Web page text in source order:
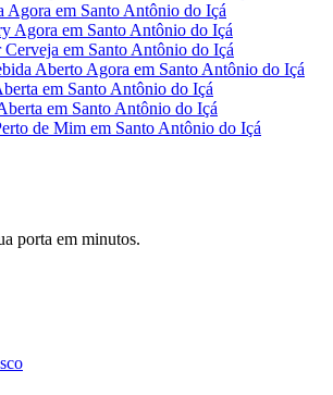
Agora em Santo Antônio do Içá
Agora em Santo Antônio do Içá
Cerveja em Santo Antônio do Içá
Aberto Agora em Santo Antônio do Içá
em Santo Antônio do Içá
em Santo Antônio do Içá
de Mim em Santo Antônio do Içá
porta em minutos.